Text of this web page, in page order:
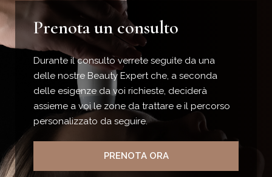
Prenota un consulto
Durante il consulto verrete seguite da una
delle nostre Beauty Expert che, a seconda
delle esigenze da voi richieste, deciderà
assieme a voi le zone da trattare e il percorso
personalizzato da seguire.
PRENOTA ORA